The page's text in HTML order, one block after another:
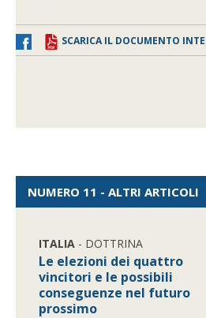
SCARICA IL DOCUMENTO
NUMERO 11 - ALTRI ARTICOLI
ITALIA - DOTTRINA
Le elezioni dei quattro
vincitori e le possibili
conseguenze nel futuro
prossimo